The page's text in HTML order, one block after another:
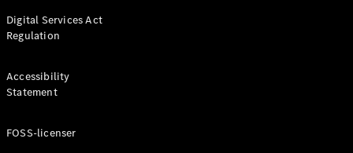
Mercedes-
Benz Online
Transportbilar
Konfigurator
Digital Services Act
Regulation
Accessibility
Statement
FOSS-licenser